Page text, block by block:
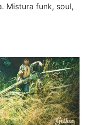
Mistura funk, soul,